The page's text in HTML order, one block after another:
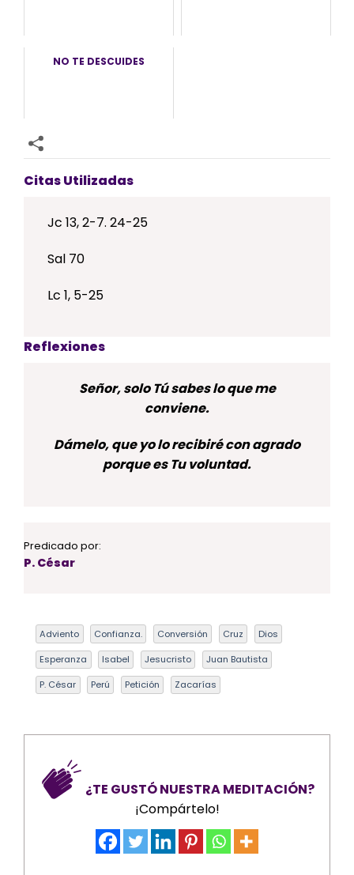
NO TE DESCUIDES
Citas Utilizadas
Jc 13, 2-7. 24-25
Sal 70
Lc 1, 5-25
Reflexiones
Señor, solo Tú sabes lo que me
conviene.
Dámelo, que yo lo recibiré con agrado
porque es Tu voluntad.
Predicado por:
P. César
Adviento Confianza. Conversión Cruz Dios
Esperanza Isabel Jesucristo Juan Bautista
P. César Perú Petición Zacarías
¿TE GUSTÓ NUESTRA MEDITACIÓN?
¡Compártelo!